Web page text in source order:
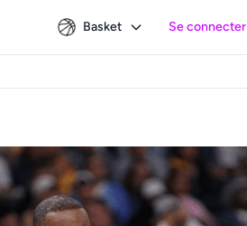
Basket Se connecter